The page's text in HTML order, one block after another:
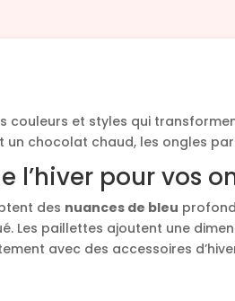
couleurs et styles qui
un chocolat chaud, les ongles
l’hiver pour vos
des nuances de bleu
Les paillettes ajoutent une
avec des accessoires